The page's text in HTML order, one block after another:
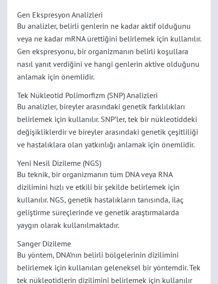
Gen Ekspresyon Analizleri
Bu analizler, belirli genlerin ne kadar aktif olduğunu
veya ne kadar mRNA ürettiğini belirlemek için kullanılır.
Gen ekspresyonu, bir organizmanın belirli koşullara
nasıl yanıt verdiğini ve hangi genlerin aktive olduğunu
anlamak için önemlidir.
Tek Nükleotid Polimorfizm (SNP) Analizleri
Bu analizler, bireyler arasındaki genetik farklılıkları
belirlemek için kullanılır. SNP’ler, tek bir nükleotiddeki
değişikliklerdir ve bireyler arasındaki genetik çeşitliliği
ve hastalıklara olan yatkınlığı anlamak için önemlidir.
Yeni Nesil Dizileme (NGS)
Bu teknik, bir organizmanın tüm DNA veya RNA
dizilimini hızlı ve etkili bir şekilde belirlemek için
kullanılır. NGS, genetik hastalıkların tanısında, ilaç
geliştirme süreçlerinde ve genetik araştırmalarda
yaygın olarak kullanılmaktadır.
Sanger Dizileme
Bu yöntem, DNA’nın belirli bölgelerinin dizilimini
belirlemek için kullanılan geleneksel bir yöntemdir. Tek
tek nükleotidlerin dizilimini belirlemek için kullanılır